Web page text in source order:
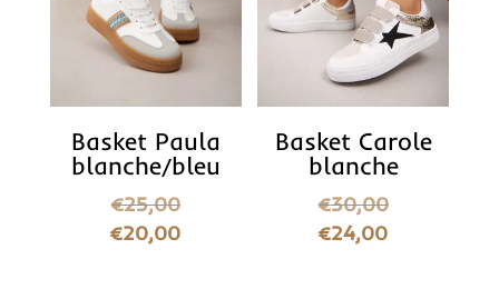
Basket Paula
blanche/bleu
€25,00
€20,00
Basket Carole
blanche
€30,00
€24,00